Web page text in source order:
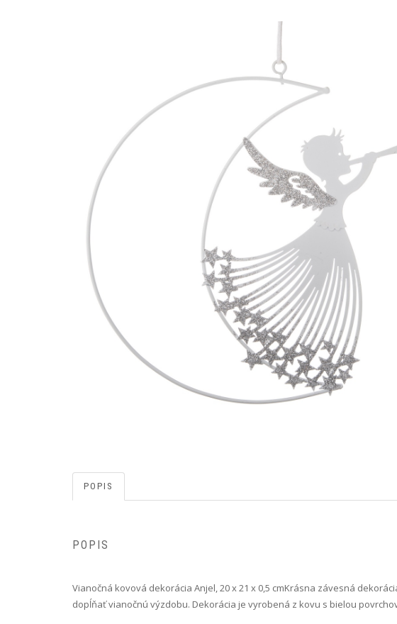
POPIS
POPIS
Vianočná kovová dekorácia Anjel, 20 x 21 x 0,5 cm Krásna závesná
dopĺňať vianočnú výzdobu. Dekorácia je vyrobená z kovu s bielou